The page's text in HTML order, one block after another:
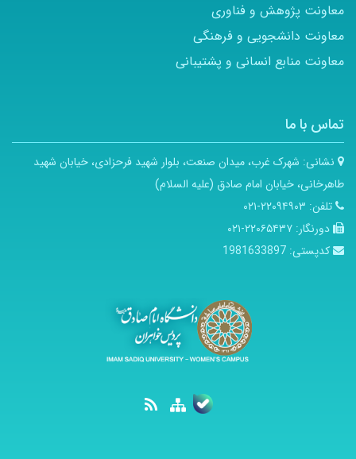
معاونت پژوهش و فناوری
معاونت دانشجویی و فرهنگی
معاونت منابع انسانی و پشتیبانی
تماس با ما
نشانی: شهرک غرب، میدان صنعت، بلوار شهید فرحزادی، خیابان شهید
طاهرخانی، خیابان امام صادق (علیه السلام)
تلفن: ۲۲۰۹۴۹۰۳-۰۲۱
دورنگار: ۲۲۰۶۵۴۳۷-۰۲۱
کدپستی: 1981633897